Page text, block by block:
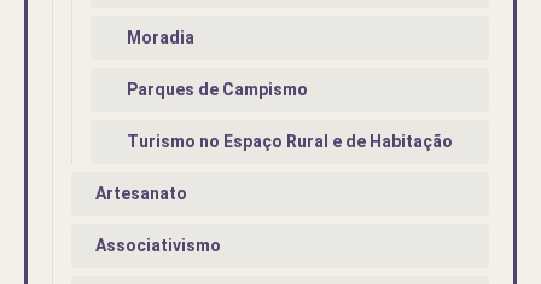
Moradia
Parques de Campismo
Turismo no Espaço Rural e de Habitação
Artesanato
Associativismo